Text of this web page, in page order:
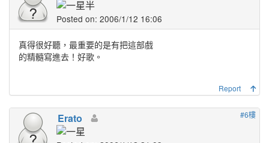
Posted on: 2006/1/12 16:06
真得很好聽，最重要的是有把這部戲
的精髓寫進去！好歌。
Report
#6樓
Erato